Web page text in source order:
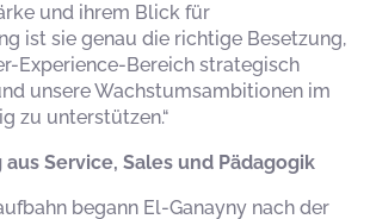
und ihrem Blick für
ist sie genau die richtige Besetzung,
Experience-Bereich strategisch
unsere Wachstumsambitionen im
zu unterstützen.“
Service, Sales und Pädagogik
begann El-Ganayny nach der